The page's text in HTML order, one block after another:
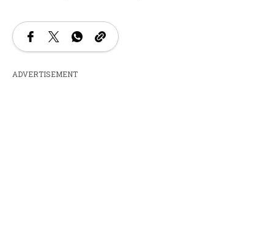
ADVERTISEMENT